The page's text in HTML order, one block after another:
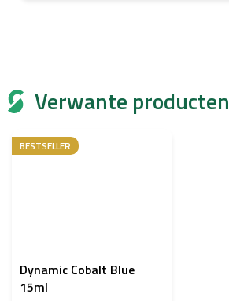
Verwante producten
BESTSELLER
Dynamic Cobalt Blue
15ml